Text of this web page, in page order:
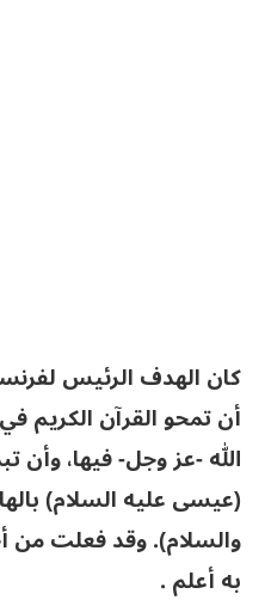
كان الهدف الرئيس
أن تمحو القرآن الكريم
الله -عز وجل- فيها، وأن
(عيسى عليه السلام)
والسلام). وقد فعلت من
به أعلم .